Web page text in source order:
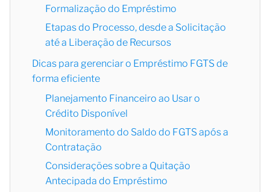
Formalização do Empréstimo
Etapas do Processo, desde a Solicitação
até a Liberação de Recursos
Dicas para gerenciar o Empréstimo FGTS de
forma eficiente
Planejamento Financeiro ao Usar o
Crédito Disponível
Monitoramento do Saldo do FGTS após a
Contratação
Considerações sobre a Quitação
Antecipada do Empréstimo